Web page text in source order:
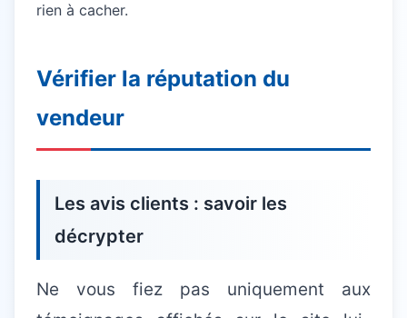
rien à cacher.
Vérifier la réputation du
vendeur
Les avis clients : savoir les
décrypter
Ne vous fiez pas uniquement aux